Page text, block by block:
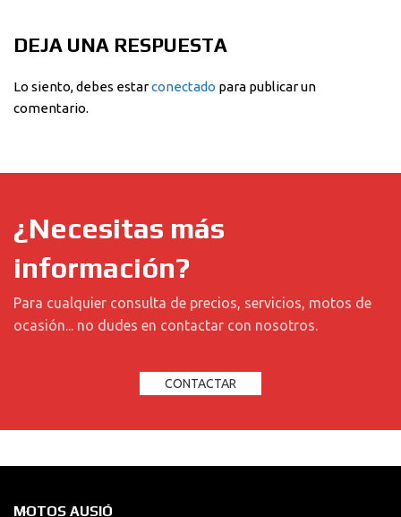
DEJA UNA RESPUESTA
Lo siento, debes estarconectado para publicar un
comentario.
¿Necesitas más
información?
Para cualquier consulta de precios, servicios, motos de
ocasión... no dudes en contactar con nosotros.
CONTACTAR
MOTOS AUSIÓ